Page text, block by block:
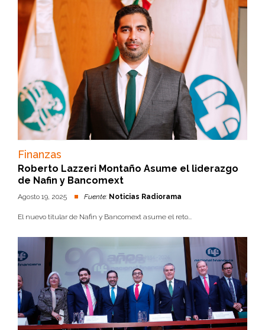
Finanzas
Roberto Lazzeri Montaño Asume el liderazgo
de Nafin y Bancomext
Agosto 19, 2025 Fuente: Noticias Radiorama
El nuevo titular de Nafin y Bancomext asume el reto...